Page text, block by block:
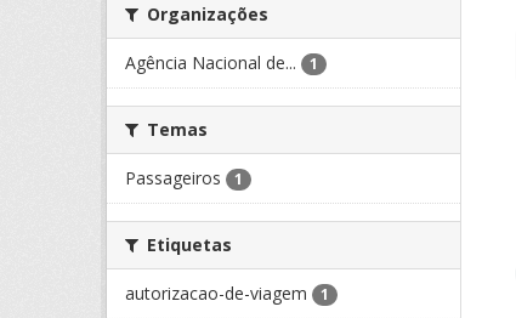
Organizações
Agência Nacional de... 1
Temas
Passageiros 1
Etiquetas
autorizacao-de-viagem 1